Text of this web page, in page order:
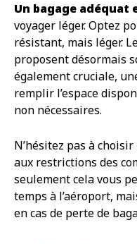
Un bagage adéquat
voyager léger. Optez
résistant, mais léger.
proposent désormais
également cruciale,
remplir l’espace
non nécessaires.
N’hésitez pas à
aux restrictions des
seulement cela vous
temps à l’aéroport,
en cas de perte de